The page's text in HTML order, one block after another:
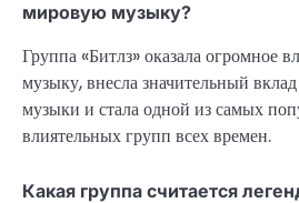
мировую музыку?
Группа «Битлз» оказала огромное
музыку, внесла значительный
музыки и стала одной из самых
влиятельных групп всех времен.
Какая группа считается